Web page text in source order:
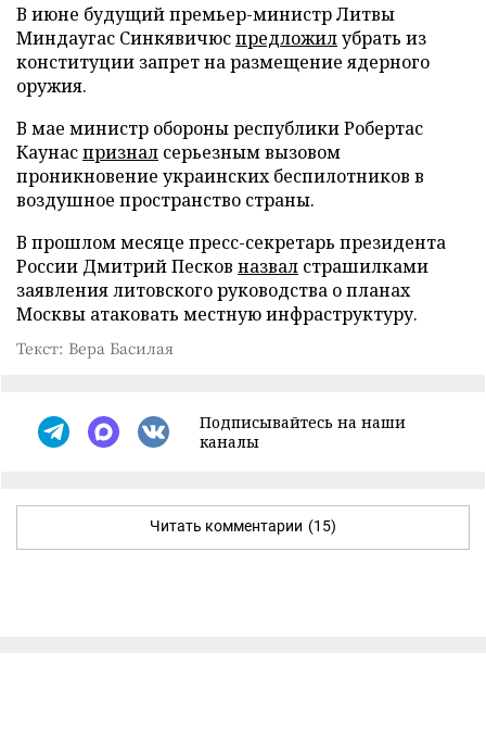
В июне будущий премьер-министр Литвы
Миндаугас Синкявичюспредложилубрать из
конституции запрет на размещение ядерного
оружия.
В мае министр обороны республики Робертас
Каунаспризнал серьезным вызовом
проникновение украинских беспилотников в
воздушное пространство страны.
В прошлом месяце пресс-секретарь президента
России Дмитрий Песков назвал страшилками
заявления литовского руководства о планах
Москвы атаковать местную инфраструктуру.
Текст: Вера Басилая
Подписывайтесь на наши
каналы
Читать комментарии (15)